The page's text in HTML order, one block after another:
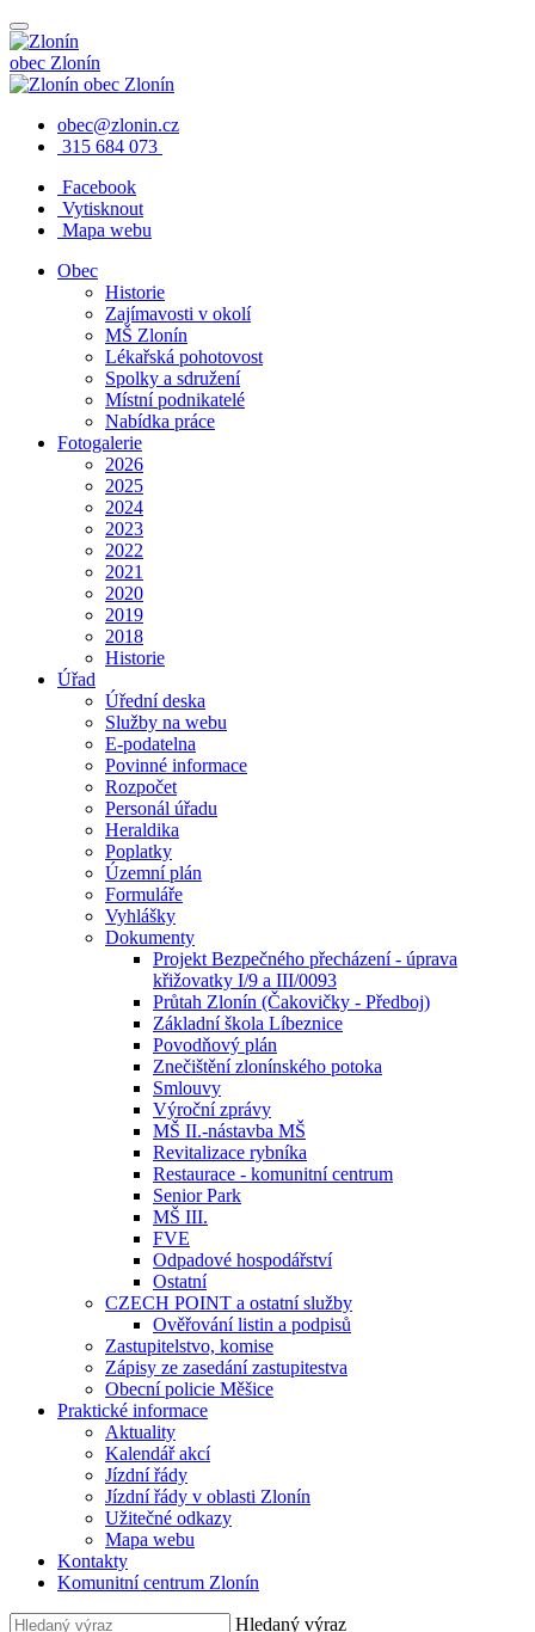
obec Zlonín
obec Zlonín
obec@zlonin.cz
315 684 073
Facebook
Vytisknout
Mapa webu
Obec
Historie
Zajímavosti v okolí
MŠ Zlonín
Lékařská pohotovost
Spolky a sdružení
Místní podnikatelé
Nabídka práce
Fotogalerie
2026
2025
2024
2023
2022
2021
2020
2019
2018
Historie
Úřad
Úřední deska
Služby na webu
E-podatelna
Povinné informace
Rozpočet
Personál úřadu
Heraldika
Poplatky
Územní plán
Formuláře
Vyhlášky
Dokumenty
Projekt Bezpečného přecházení - úprava
křižovatky I/9 a III/0093
Průtah Zlonín (Čakovičky - Předboj)
Základní škola Líbeznice
Povodňový plán
Znečištění zlonínského potoka
Smlouvy
Výroční zprávy
MŠ II.-nástavba MŠ
Revitalizace rybníka
Restaurace - komunitní centrum
Senior Park
MŠ III.
FVE
Odpadové hospodářství
Ostatní
CZECH POINT a ostatní služby
Ověřování listin a podpisů
Zastupitelstvo, komise
Zápisy ze zasedání zastupitestva
Obecní policie Měšice
Praktické informace
Aktuality
Kalendář akcí
Jízdní řády
Jízdní řády v oblasti Zlonín
Užitečné odkazy
Mapa webu
Kontakty
Komunitní centrum Zlonín
Hledaný výraz